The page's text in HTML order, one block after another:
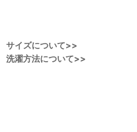
サイズについて>>
洗濯方法について>>